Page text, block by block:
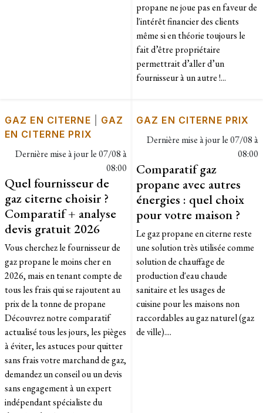
propane ne joue pas en faveur de
l'intérêt financier des clients
même si en théorie toujours le
fait d’être propriétaire
permettrait d’aller d’un
fournisseur à un autre !...
GAZ EN CITERNE
GAZ
EN CITERNE PRIX
Dernière mise à jour le07/08 à
08:00
Quel fournisseur de
gaz citerne choisir ?
Comparatif + analyse
devis gratuit 2026
Vous cherchez le fournisseur de
gaz propane le moins cher en
2026, mais en tenant compte de
tous les frais qui se rajoutent au
prix de la tonne de propane
Découvrez notre comparatif
actualisé tous les jours, les pièges
à éviter, les astuces pour quitter
sans frais votre marchand de gaz,
demandez un conseil ou un devis
sans engagement à un expert
indépendant spécialiste du
GAZ EN CITERNE PRIX
Dernière mise à jour le07/08 à
08:00
Comparatif gaz
propane avec autres
énergies : quel choix
pour votre maison ?
Le gaz propane en citerne reste
une solution très utilisée comme
solution de chauffage de
production d'eau chaude
sanitaire et les usages de
cuisine pour les maisons non
raccordables au gaz naturel (gaz
de ville)....